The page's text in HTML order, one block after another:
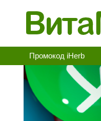
Промокод iHerb